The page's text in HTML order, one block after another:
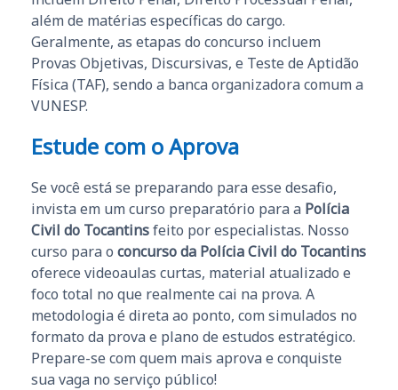
além de matérias específicas do cargo.
Geralmente, as etapas do concurso incluem
Provas Objetivas, Discursivas, e Teste de Aptidão
Física (TAF), sendo a banca organizadora comum a
VUNESP.
Estude com o Aprova
Se você está se preparando para esse desafio,
invista em um curso preparatório para a Polícia
Civil do Tocantinsfeito por especialistas. Nosso
curso para o concurso da Polícia Civil do Tocantins
oferece videoaulas curtas, material atualizado e
foco total no que realmente cai na prova. A
metodologia é direta ao ponto, com simulados no
formato da prova e plano de estudos estratégico.
Prepare-se com quem mais aprova e conquiste
sua vaga no serviço público!